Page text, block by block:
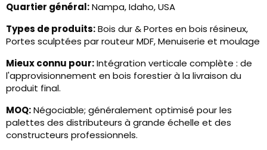
Quartier général:Nampa, Idaho, USA
Types de produits:Bois dur & Portes en bois résineux,
Portes sculptées par routeur MDF, Menuiserie et moulage
Mieux connu pour:Intégration verticale complète : de
l'approvisionnement en bois forestier à la livraison du
produit final.
MOQ:Négociable; généralement optimisé pour les
palettes des distributeurs à grande échelle et des
constructeurs professionnels.